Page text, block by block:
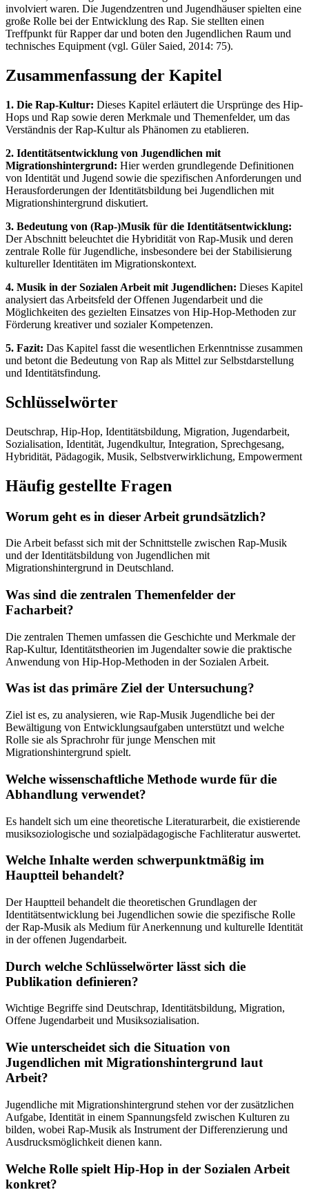
involviert waren. Die Jugendzentren und Jugendhäuser spielten eine
große Rolle bei der Entwicklung des Rap. Sie stellten einen
Treffpunkt für Rapper dar und boten den Jugendlichen Raum und
technisches Equipment (vgl. Güler Saied, 2014: 75).
Zusammenfassung der Kapitel
1. Die Rap-Kultur: Dieses Kapitel erläutert die Ursprünge des Hip-
Hops und Rap sowie deren Merkmale und Themenfelder, um das
Verständnis der Rap-Kultur als Phänomen zu etablieren.
2. Identitätsentwicklung von Jugendlichen mit
Migrationshintergrund: Hier werden grundlegende Definitionen
von Identität und Jugend sowie die spezifischen Anforderungen und
Herausforderungen der Identitätsbildung bei Jugendlichen mit
Migrationshintergrund diskutiert.
3. Bedeutung von (Rap-)Musik für die Identitätsentwicklung:
Der Abschnitt beleuchtet die Hybridität von Rap-Musik und deren
zentrale Rolle für Jugendliche, insbesondere bei der Stabilisierung
kultureller Identitäten im Migrationskontext.
4. Musik in der Sozialen Arbeit mit Jugendlichen: Dieses Kapitel
analysiert das Arbeitsfeld der Offenen Jugendarbeit und die
Möglichkeiten des gezielten Einsatzes von Hip-Hop-Methoden zur
Förderung kreativer und sozialer Kompetenzen.
5. Fazit: Das Kapitel fasst die wesentlichen Erkenntnisse zusammen
und betont die Bedeutung von Rap als Mittel zur Selbstdarstellung
und Identitätsfindung.
Schlüsselwörter
Deutschrap, Hip-Hop, Identitätsbildung, Migration, Jugendarbeit,
Sozialisation, Identität, Jugendkultur, Integration, Sprechgesang,
Hybridität, Pädagogik, Musik, Selbstverwirklichung, Empowerment
Häufig gestellte Fragen
Worum geht es in dieser Arbeit grundsätzlich?
Die Arbeit befasst sich mit der Schnittstelle zwischen Rap-Musik
und der Identitätsbildung von Jugendlichen mit
Migrationshintergrund in Deutschland.
Was sind die zentralen Themenfelder der
Facharbeit?
Die zentralen Themen umfassen die Geschichte und Merkmale der
Rap-Kultur, Identitätstheorien im Jugendalter sowie die praktische
Anwendung von Hip-Hop-Methoden in der Sozialen Arbeit.
Was ist das primäre Ziel der Untersuchung?
Ziel ist es, zu analysieren, wie Rap-Musik Jugendliche bei der
Bewältigung von Entwicklungsaufgaben unterstützt und welche
Rolle sie als Sprachrohr für junge Menschen mit
Migrationshintergrund spielt.
Welche wissenschaftliche Methode wurde für die
Abhandlung verwendet?
Es handelt sich um eine theoretische Literaturarbeit, die existierende
musiksoziologische und sozialpädagogische Fachliteratur auswertet.
Welche Inhalte werden schwerpunktmäßig im
Hauptteil behandelt?
Der Hauptteil behandelt die theoretischen Grundlagen der
Identitätsentwicklung bei Jugendlichen sowie die spezifische Rolle
der Rap-Musik als Medium für Anerkennung und kulturelle Identität
in der offenen Jugendarbeit.
Durch welche Schlüsselwörter lässt sich die
Publikation definieren?
Wichtige Begriffe sind Deutschrap, Identitätsbildung, Migration,
Offene Jugendarbeit und Musiksozialisation.
Wie unterscheidet sich die Situation von
Jugendlichen mit Migrationshintergrund laut
Arbeit?
Jugendliche mit Migrationshintergrund stehen vor der zusätzlichen
Aufgabe, Identität in einem Spannungsfeld zwischen Kulturen zu
bilden, wobei Rap-Musik als Instrument der Differenzierung und
Ausdrucksmöglichkeit dienen kann.
Welche Rolle spielt Hip-Hop in der Sozialen Arbeit
konkret?